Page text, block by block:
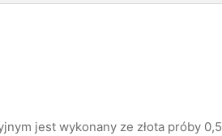
jest wykonany ze złota próby